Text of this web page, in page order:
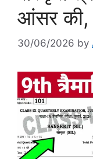
आंसर की,
30/06/2026 by